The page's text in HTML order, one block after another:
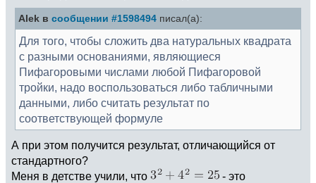
Alek в сообщении #1598494 писал(а):
Для того, чтобы сложить два натуральных квадрата
с разными основаниями, являющиеся
Пифагоровыми числами любой Пифагоровой
тройки, надо воспользоваться либо табличными
данными, либо считать результат по
соответствующей формуле
А при этом получится результат, отличающийся от
стандартного?
Меня в детстве учили, что
- это